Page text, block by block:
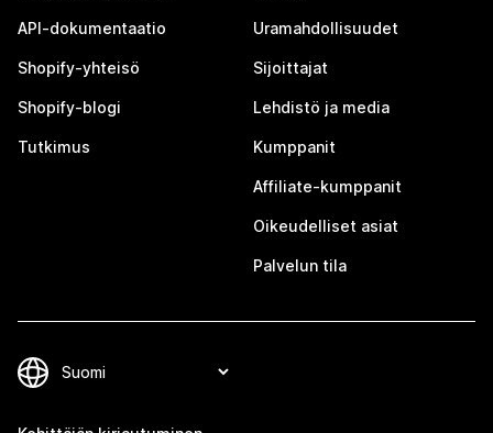
API-dokumentaatio
Shopify-yhteisö
Shopify-blogi
Tutkimus
Uramahdollisuudet
Sijoittajat
Lehdistö ja media
Kumppanit
Affiliate-kumppanit
Oikeudelliset asiat
Palvelun tila